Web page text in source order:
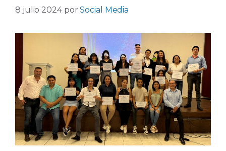
8 julio 2024 porSocial Media